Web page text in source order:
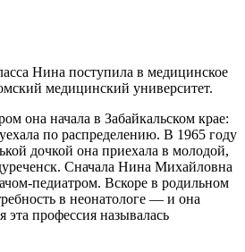
Нина поступила в медицинское
медицинский университет.
она начала в Забайкальском крае:
по распределению. В 1965 году
дочкой она приехала в молодой,
Сначала Нина Михайловна
Вскоре в родильном
в неонатологе — и она
эта профессия называлась